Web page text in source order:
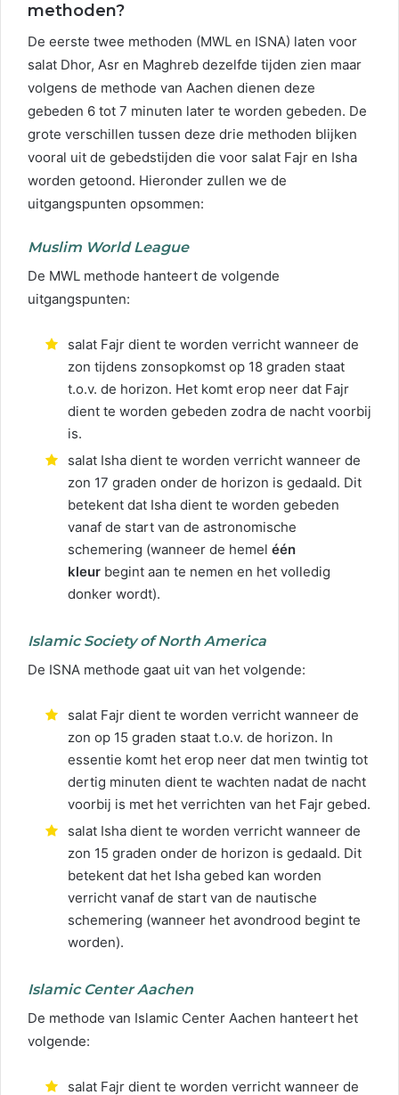
methoden?
De eerste twee methoden (MWL en ISNA) laten voor
salat Dhor, Asr en Maghreb dezelfde tijden zien maar
volgens de methode van Aachen dienen deze
gebeden 6 tot 7 minuten later te worden gebeden. De
grote verschillen tussen deze drie methoden blijken
vooral uit de gebedstijden die voor salat Fajr en Isha
worden getoond. Hieronder zullen we de
uitgangspunten opsommen:
Muslim World League
De MWL methode hanteert de volgende
uitgangspunten:
salat Fajr dient te worden verricht wanneer de
zon tijdens zonsopkomst op 18 graden staat
t.o.v. de horizon. Het komt erop neer dat Fajr
dient te worden gebeden zodra de nacht voorbij
is.
salat Isha dient te worden verricht wanneer de
zon 17 graden onder de horizon is gedaald. Dit
betekent dat Isha dient te worden gebeden
vanaf de start van de astronomische
schemering (wanneer de hemel één
kleur begint aan te nemen en het volledig
donker wordt).
Islamic Society of North America
De ISNA methode gaat uit van het volgende:
salat Fajr dient te worden verricht wanneer de
zon op 15 graden staat t.o.v. de horizon. In
essentie komt het erop neer dat men twintig tot
dertig minuten dient te wachten nadat de nacht
voorbij is met het verrichten van het Fajr gebed.
salat Isha dient te worden verricht wanneer de
zon 15 graden onder de horizon is gedaald. Dit
betekent dat het Isha gebed kan worden
verricht vanaf de start van de nautische
schemering (wanneer het avondrood begint te
worden).
Islamic Center Aachen
De methode van Islamic Center Aachen hanteert het
volgende:
salat Fajr dient te worden verricht wanneer de